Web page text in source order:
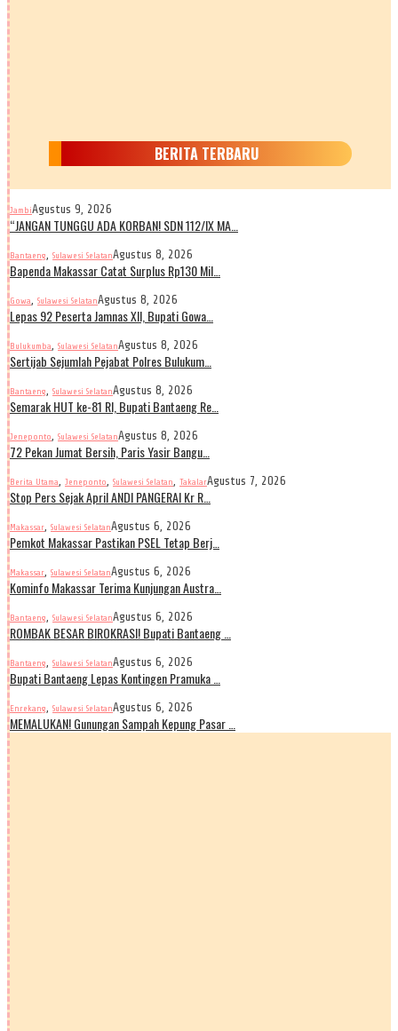
BERITA TERBARU
JambiAgustus 9, 2026
“JANGAN TUNGGU ADA KORBAN! SDN 112/IX MA…
Bantaeng, Sulawesi SelatanAgustus 8, 2026
Bapenda Makassar Catat Surplus Rp130 Mil…
Gowa, Sulawesi SelatanAgustus 8, 2026
Lepas 92 Peserta Jamnas XII, Bupati Gowa…
Bulukumba, Sulawesi SelatanAgustus 8, 2026
Sertijab Sejumlah Pejabat Polres Bulukum…
Bantaeng, Sulawesi SelatanAgustus 8, 2026
Semarak HUT ke-81 RI, Bupati Bantaeng Re…
Jeneponto, Sulawesi SelatanAgustus 8, 2026
72 Pekan Jumat Bersih, Paris Yasir Bangu…
Berita Utama, Jeneponto, Sulawesi Selatan, TakalarAgustus 7, 2026
Stop Pers Sejak April ANDI PANGERAI Kr R…
Makassar, Sulawesi SelatanAgustus 6, 2026
Pemkot Makassar Pastikan PSEL Tetap Berj…
Makassar, Sulawesi SelatanAgustus 6, 2026
Kominfo Makassar Terima Kunjungan Austra…
Bantaeng, Sulawesi SelatanAgustus 6, 2026
ROMBAK BESAR BIROKRASI! Bupati Bantaeng …
Bantaeng, Sulawesi SelatanAgustus 6, 2026
Bupati Bantaeng Lepas Kontingen Pramuka …
Enrekang, Sulawesi SelatanAgustus 6, 2026
MEMALUKAN! Gunungan Sampah Kepung Pasar …